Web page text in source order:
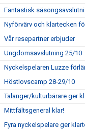
Fantastisk
Nyförvärv och klartecken
Vår resepartner erbjuder
Ungdomsavslutning 25/10
Nyckelspelaren Luzze
Höstlovscamp 28-29/10
Talanger/kulturbärare ger
Mittfältsgeneral klar!
Fyra nyckelspelare ger